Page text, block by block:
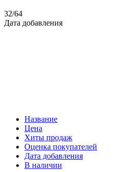
32/64
Дата добавления
Название
Цена
Хиты продаж
Оценка покупателей
Дата добавления
В наличии